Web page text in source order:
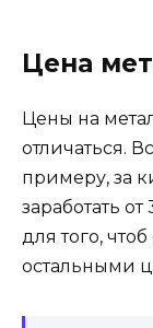
Цена
Цены на
отличаться.
примеру, за
заработать
для того,
остальными